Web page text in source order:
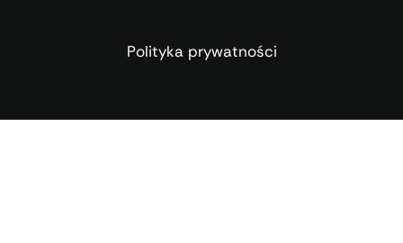
Polityka prywatności